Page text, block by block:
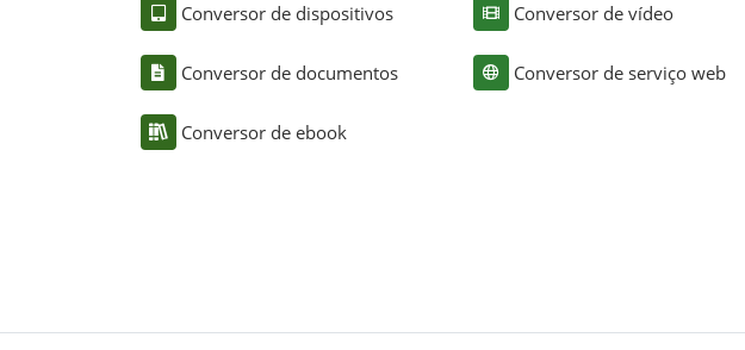
Conversor de dispositivos
Conversor de documentos
Conversor de ebook
Conversor de vídeo
Conversor de serviço web